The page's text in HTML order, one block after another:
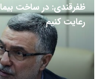
ظفرقندی: در ساخت
رعایت کنیم